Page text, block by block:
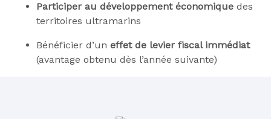
Participer au développement économique des
territoires ultramarins
Bénéficier d’un effet de levier fiscal immédiat
(avantage obtenu dès l’année suivante)